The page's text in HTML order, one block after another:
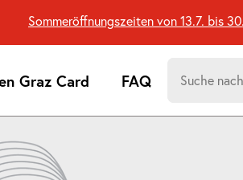
von 13.7. bis 30.8.2026
Graz Card FAQ
nach: